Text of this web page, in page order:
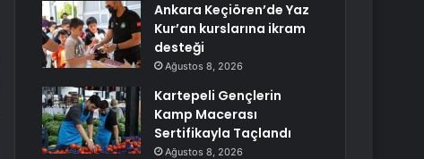
Ankara Keçiören’de Yaz
Kur’an kurslarına ikram
desteği
Ağustos 8, 2026
Kartepeli Gençlerin
Kamp Macerası
Sertifikayla Taçlandı
Ağustos 8, 2026